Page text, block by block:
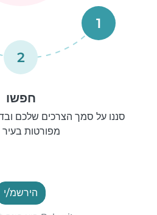
1
2
חפשו
סננו על סמך הצרכים שלכם
מפורטות
הירשמ/י